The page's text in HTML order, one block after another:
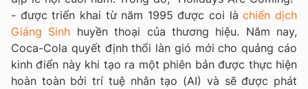
- được triển khai từ năm 1995 được coi làchiến dịch
Giáng Sinh huyền thoại của thương hiệu. Năm nay,
Coca-Cola quyết định thổi làn gió mới cho quảng cáo
kinh điển này khi tạo ra một phiên bản được thực hiện
hoàn toàn bởi trí tuệ nhân tạo (AI) và sẽ được phát